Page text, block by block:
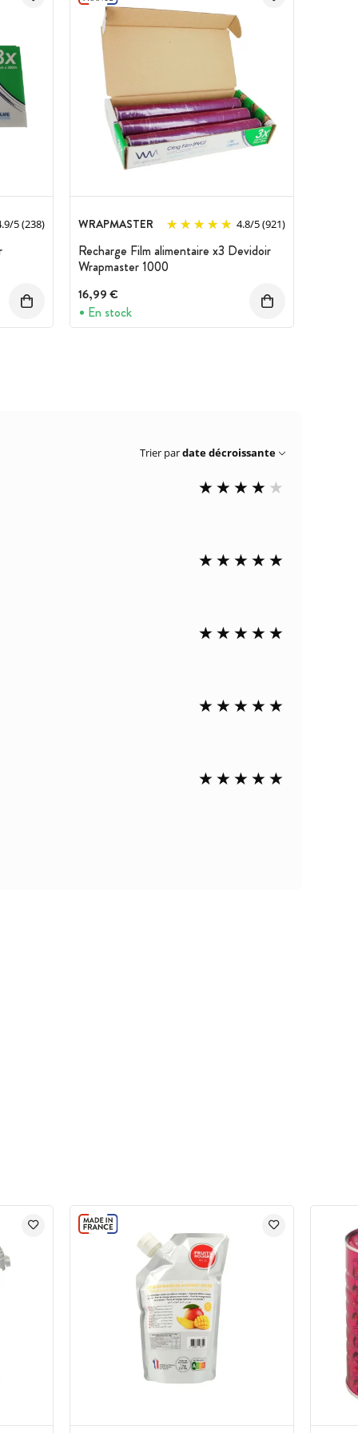
/5(238) WRAPMASTER 4.8/5(921)
Recharge Film alimentaire x3 Devidoir
Wrapmaster 1000
16,99 €
En stock
Trier pardate décroissante